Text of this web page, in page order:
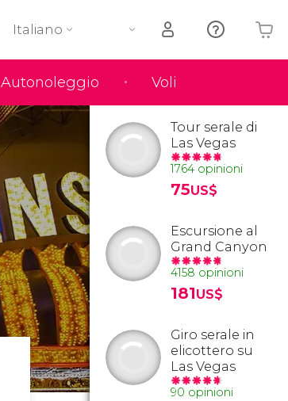
Autonoleggio Voli
Italiano
Il tuo carrello è vuoto
Tour serale di
Las Vegas
1764 opinioni
75US$
Escursione al
Grand Canyon
4158 opinioni
181US$
Giro serale in
elicottero su
Las Vegas
90 opinioni